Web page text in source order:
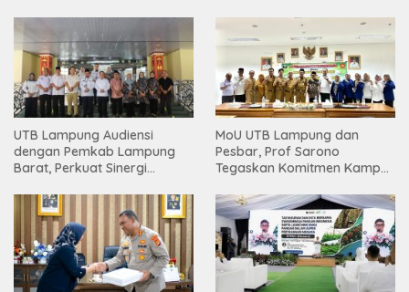
UTB Lampung Audiensi
dengan Pemkab Lampung
Barat, Perkuat Sinergi
Tinggi
MoU UTB Lampung dan
Pesbar, Prof Sarono
Tegaskan Komitmen Kampus
Masyarakat